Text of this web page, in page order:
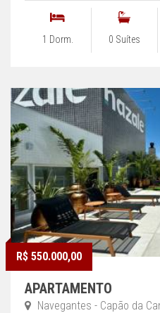
1 Dorm. 0 Suítes
R$ 550.000,00
APARTAMENTO
Navegantes - Capão da